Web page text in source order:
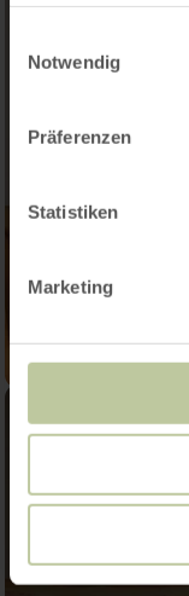
Notwendig
Präferenzen
Statistiken
Marketing